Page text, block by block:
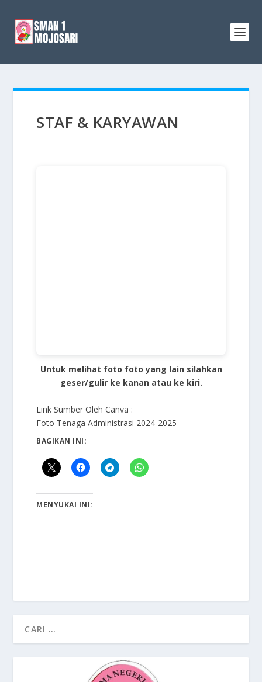
STAF & KARYAWAN
Untuk melihat foto foto yang lain silahkan
geser/gulir ke kanan atau ke kiri.
Link Sumber Oleh Canva :
Foto Tenaga Administrasi 2024-2025
BAGIKAN INI:
MENYUKAI INI: